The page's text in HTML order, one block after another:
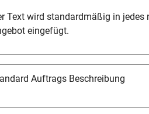
Text wird standardmäßig in jedes
eingefügt.
Auftrags Beschreibung